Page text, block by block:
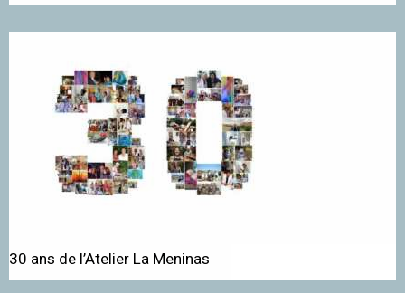
30 ans de l’Atelier La Meninas